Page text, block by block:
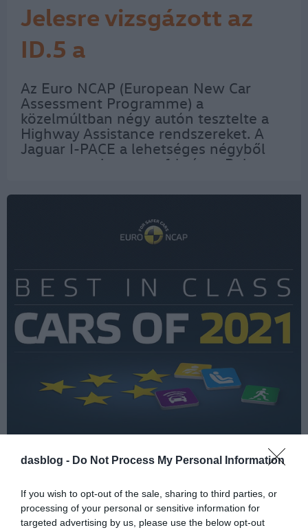
dasblog - Do Not Process My Personal Information
If you wish to opt-out of the sale, sharing to third parties, or
processing of your personal or sensitive information for
targeted advertising by us, please use the below opt-out
Jelesre vizsgázott az
ID.5 a
vezetéstámogató
rendszere is
Az Euro NCAP (European New Car
Assessment Programme) a
közelmúltban négy autón tesztelte a
Highway Assistance rendszereket. A
Jaguar I-PACE a lehetséges négyből
egy pontot kapott, a frissített Polestar
minősítést, míg a márciusi Euro NCAP
legjobbjai között